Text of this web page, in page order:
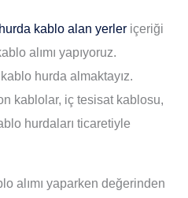
hurda kablo alan yerler içeriği
alımı yapıyoruz.
kablo hurda almaktayız.
kablolar, iç tesisat kablosu,
hurdaları ticaretiyle
alımı yaparken değerinden